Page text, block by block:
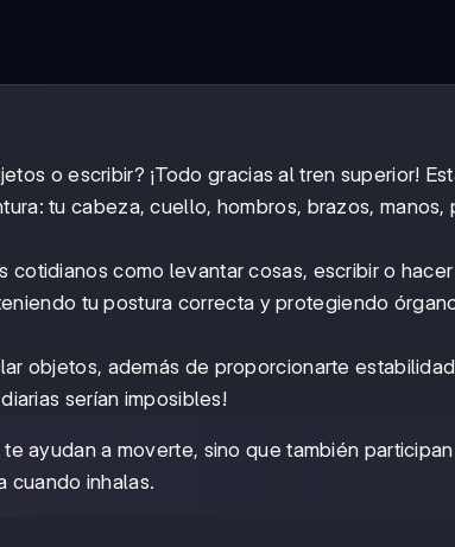
o escribir? ¡Todo gracias al tren superior!
tu cabeza, cuello, hombros, brazos, manos,
cotidianos como levantar cosas, escribir o
tu postura correcta y protegiendo
objetos, además de proporcionarte
serían imposibles!
ayudan a moverte, sino que también participan
cuando inhalas.